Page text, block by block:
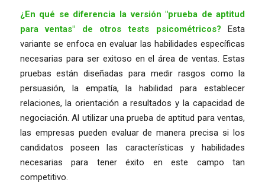
¿En qué se diferencia la versión "prueba de aptitud
para ventas" de otros tests psicométricos?Esta
variante se enfoca en evaluar las habilidades específicas
necesarias para ser exitoso en el área de ventas. Estas
pruebas están diseñadas para medir rasgos como la
persuasión, la empatía, la habilidad para establecer
relaciones, la orientación a resultados y la capacidad de
negociación. Al utilizar una prueba de aptitud para ventas,
las empresas pueden evaluar de manera precisa si los
candidatos poseen las características y habilidades
necesarias para tener éxito en este campo tan
competitivo.